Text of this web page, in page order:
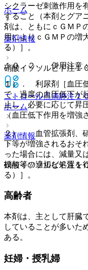
ホーム
薬剤情報
硝酸イソソルビド注１
ニトロール点滴静注１
ホーム
薬剤情報
硝酸イソソルビド注１
シクラーゼ刺激作用を
すること（本剤とグア
剤は、ともにｃＧＭＰ
用によりｃＧＭＰの増
る）］。
１０．２． 併用注意：
１）． 利尿剤［血圧
で、過度の血圧低下が
止し、必要に応じて昇
（血圧低下作用を増強
２）． 血管拡張剤、
下等が増強されるおそ
った場合には、減量又
投与等の適切な処置を
る）］。
高齢者
本剤は、主として肝臓
していることが多いた
ある。
妊婦・授乳婦